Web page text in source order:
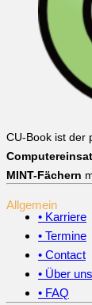
CU-Book ist der
MINT-Fächern
Allgemein
• Karriere
• Termine
• Contact
• Über uns
• FAQ